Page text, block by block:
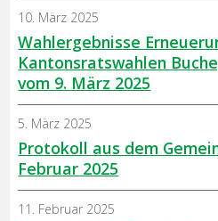
Wahlergebnisse
Kantonsratswahlen
vom 9. März 2025
10. März 2025
Protokoll aus dem
Februar 2025
5. März 2025
11. Februar 2025